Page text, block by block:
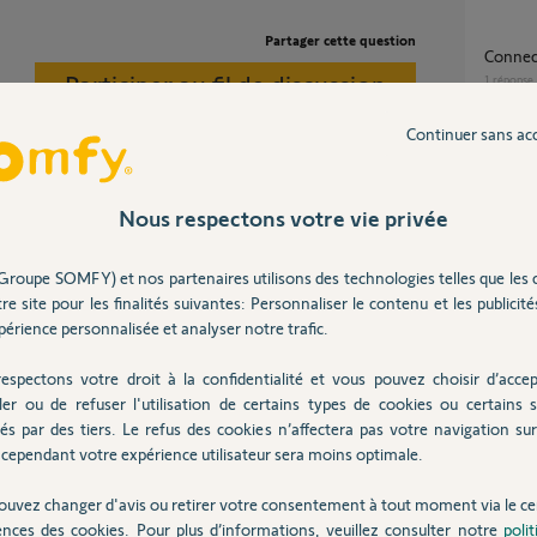
Partager cette question
Participer au fil de discussion
ans
depuis plus de 3ans, il est donc normale
1 réponse
réponses
Impossible de connecter mes volets à
5réponses
Nous respectons votre vie privée
SOMFY) et nos partenaires utilisons des technologies telles que les
site pour les finalités suivantes: Personnaliser le contenu et les
personnalisée et analyser notre trafic.
votre droit à la confidentialité et vous pouvez choisir
ou de refuser l'utilisation de certains types de cookies ou certains
par des tiers. Le refus des cookies n’affectera pas votre navigation
votre expérience utilisateur sera moins optimale.
changer d'avis ou retirer votre consentement à tout moment via le
des cookies. Pour plus d’informations, veuillez consulter notre
Continuer sans